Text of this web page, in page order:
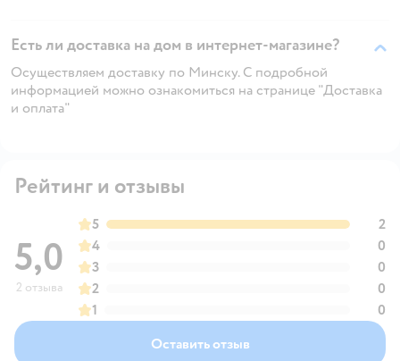
Есть ли доставка на дом в интернет-магазине?
Осуществляем доставку по Минску. С подробной
информацией можно ознакомиться на странице "Доставка
и оплата"
Рейтинг и отзывы
5,0
2 отзыва
5
2
4
0
3
0
2
0
1
0
Оставить отзыв